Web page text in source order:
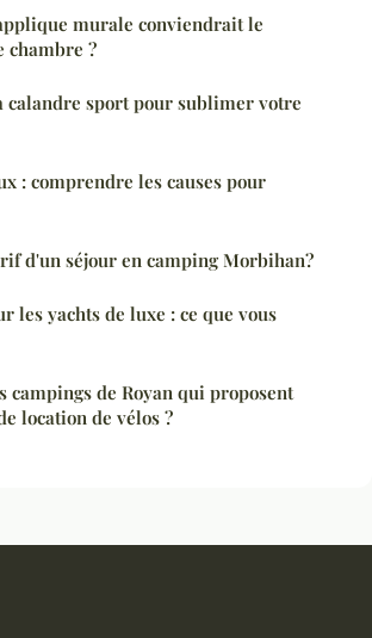
murale conviendrait le
chambre ?
calandre sport pour sublimer votre
: comprendre les causes pour
d'un séjour en camping Morbihan?
les yachts de luxe : ce que vous
campings de Royan qui proposent
location de vélos ?